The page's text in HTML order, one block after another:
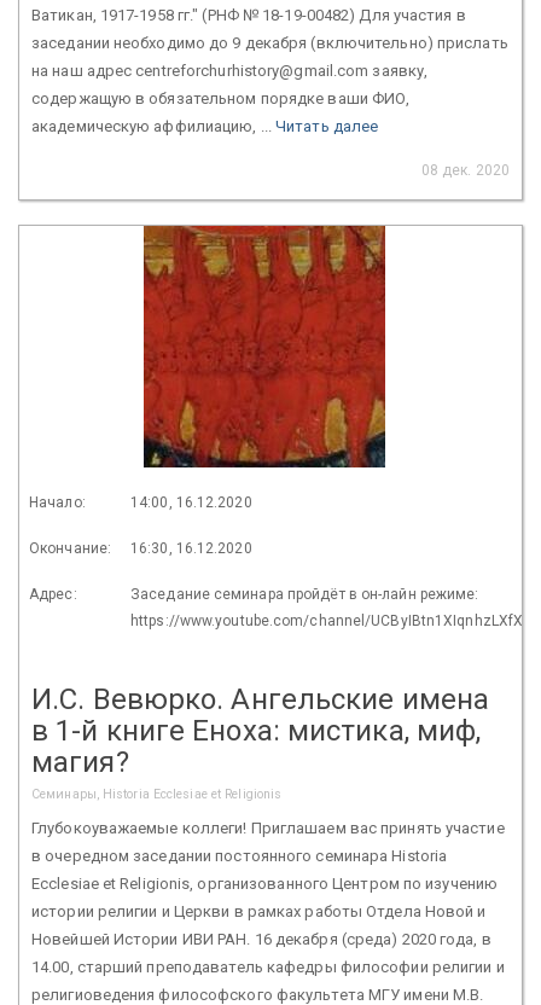
Ватикан, 1917-1958 гг." (РНФ № 18-19-00482) Для участия в
заседании необходимо до 9 декабря (включительно) прислать
на наш адрес centreforchurhistory@gmail.com заявку,
содержащую в обязательном порядке ваши ФИО,
академическую аффилиацию, ... Читать далее
08 дек. 2020
Начало: 14:00, 16.12.2020
Окончание: 16:30, 16.12.2020
Адрес:
Заседание семинара пройдёт в он-лайн режиме:
https://www.youtube.com/channel/
И.С. Вевюрко. Ангельские имена
в 1-й книге Еноха: мистика, миф,
магия?
Семинары, Historia Ecclesiae et Religionis
Глубокоуважаемые коллеги! Приглашаем вас принять участие
в очередном заседании постоянного семинара Historia
Ecclesiae et Religionis, организованного Центром по изучению
истории религии и Церкви в рамках работы Отдела Новой и
Новейшей Истории ИВИ РАН. 16 декабря (среда) 2020 года, в
14.00, старший преподаватель кафедры философии религии и
религиоведения философского факультета МГУ имени М.В.